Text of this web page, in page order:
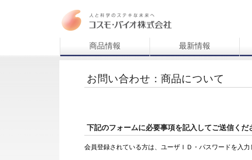
商品情報 最新情報
お問い合わせ：商品について
下記のフォームに必要事項を記入してご送信くだ
会員登録されている方は、ユーザＩＤ・パスワードを入